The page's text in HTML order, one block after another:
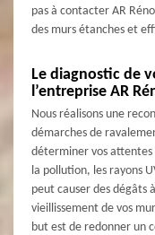
pas à contacter AR
des murs étanches et
Le diagnostic de
l’entreprise AR
Nous réalisons une
démarches de
déterminer vos attentes
la pollution, les rayons
peut causer des dégâts
vieillissement de vos
but est de redonner un